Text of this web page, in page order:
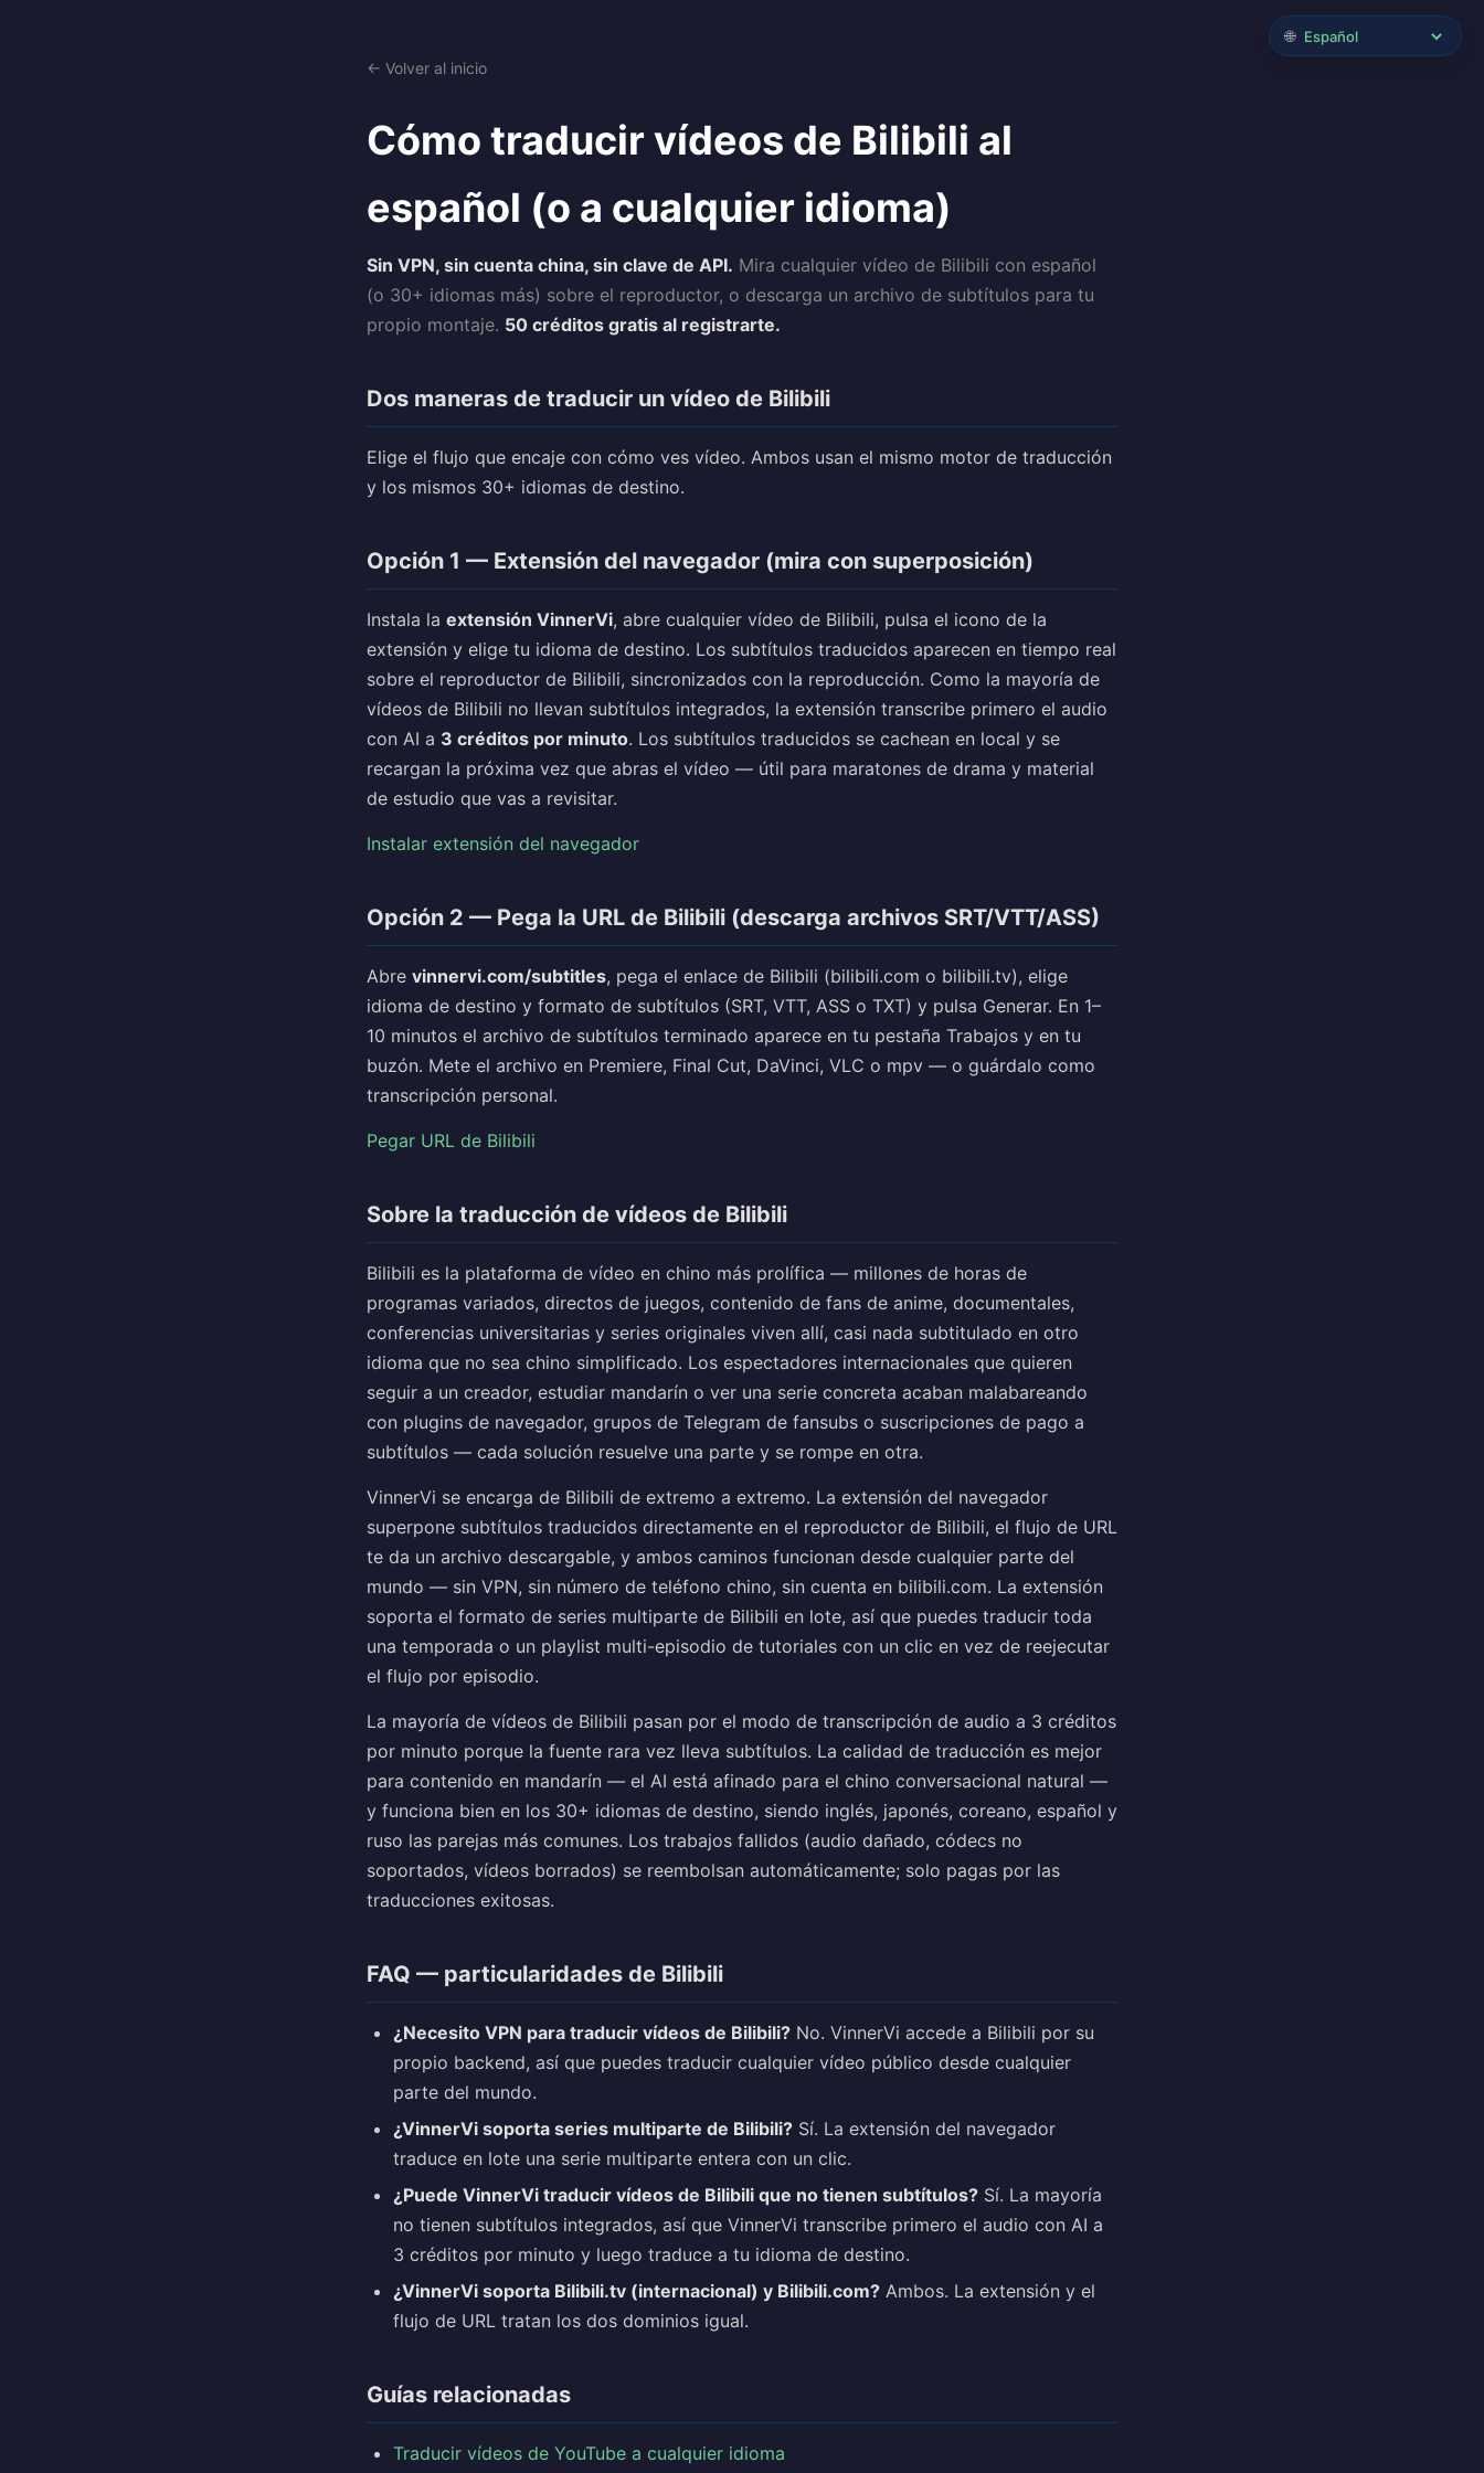
← Volver al inicio
Cómo traducir vídeos de Bilibili al
español (o a cualquier idioma)
Sin VPN, sin cuenta china, sin clave de API. Mira cualquier vídeo de Bilibili con español
(o 30+ idiomas más) sobre el reproductor, o descarga un archivo de subtítulos para tu
propio montaje. 50 créditos gratis al registrarte.
Dos maneras de traducir un vídeo de Bilibili
Elige el flujo que encaje con cómo ves vídeo. Ambos usan el mismo motor de traducción
y los mismos 30+ idiomas de destino.
Opción 1 — Extensión del navegador (mira con superposición)
Instala la extensión VinnerVi, abre cualquier vídeo de Bilibili, pulsa el icono de la
extensión y elige tu idioma de destino. Los subtítulos traducidos aparecen en tiempo real
sobre el reproductor de Bilibili, sincronizados con la reproducción. Como la mayoría de
vídeos de Bilibili no llevan subtítulos integrados, la extensión transcribe primero el audio
con AI a 3 créditos por minuto. Los subtítulos traducidos se cachean en local y se
recargan la próxima vez que abras el vídeo — útil para maratones de drama y material
de estudio que vas a revisitar.
Instalar extensión del navegador
Opción 2 — Pega la URL de Bilibili (descarga archivos SRT/VTT/ASS)
Abre vinnervi.com/subtitles, pega el enlace de Bilibili (bilibili.com o bilibili.tv), elige
idioma de destino y formato de subtítulos (SRT, VTT, ASS o TXT) y pulsa Generar. En 1–
10 minutos el archivo de subtítulos terminado aparece en tu pestaña Trabajos y en tu
buzón. Mete el archivo en Premiere, Final Cut, DaVinci, VLC o mpv — o guárdalo como
transcripción personal.
Pegar URL de Bilibili
Sobre la traducción de vídeos de Bilibili
Bilibili es la plataforma de vídeo en chino más prolífica — millones de horas de
programas variados, directos de juegos, contenido de fans de anime, documentales,
conferencias universitarias y series originales viven allí, casi nada subtitulado en otro
idioma que no sea chino simplificado. Los espectadores internacionales que quieren
seguir a un creador, estudiar mandarín o ver una serie concreta acaban malabareando
con plugins de navegador, grupos de Telegram de fansubs o suscripciones de pago a
subtítulos — cada solución resuelve una parte y se rompe en otra.
VinnerVi se encarga de Bilibili de extremo a extremo. La extensión del navegador
superpone subtítulos traducidos directamente en el reproductor de Bilibili, el flujo de URL
te da un archivo descargable, y ambos caminos funcionan desde cualquier parte del
mundo — sin VPN, sin número de teléfono chino, sin cuenta en bilibili.com. La extensión
soporta el formato de series multiparte de Bilibili en lote, así que puedes traducir toda
una temporada o un playlist multi-episodio de tutoriales con un clic en vez de reejecutar
el flujo por episodio.
La mayoría de vídeos de Bilibili pasan por el modo de transcripción de audio a 3 créditos
por minuto porque la fuente rara vez lleva subtítulos. La calidad de traducción es mejor
para contenido en mandarín — el AI está afinado para el chino conversacional natural —
y funciona bien en los 30+ idiomas de destino, siendo inglés, japonés, coreano, español y
ruso las parejas más comunes. Los trabajos fallidos (audio dañado, códecs no
soportados, vídeos borrados) se reembolsan automáticamente; solo pagas por las
traducciones exitosas.
FAQ — particularidades de Bilibili
¿Necesito VPN para traducir vídeos de Bilibili? No. VinnerVi accede a Bilibili por su
propio backend, así que puedes traducir cualquier vídeo público desde cualquier
parte del mundo.
¿VinnerVi soporta series multiparte de Bilibili? Sí. La extensión del navegador
traduce en lote una serie multiparte entera con un clic.
¿Puede VinnerVi traducir vídeos de Bilibili que no tienen subtítulos? Sí. La mayoría
no tienen subtítulos integrados, así que VinnerVi transcribe primero el audio con AI a
3 créditos por minuto y luego traduce a tu idioma de destino.
¿VinnerVi soporta Bilibili.tv (internacional) y Bilibili.com? Ambos. La extensión y el
flujo de URL tratan los dos dominios igual.
Guías relacionadas
Traducir vídeos de YouTube a cualquier idioma
🌐